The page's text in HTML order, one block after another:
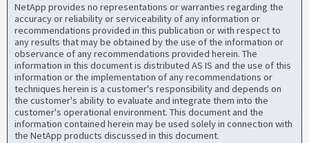
NetApp provides no representations or warranties regarding the
accuracy or reliability or serviceability of any information or
recommendations provided in this publication or with respect to
any results that may be obtained by the use of the information or
observance of any recommendations provided herein. The
information in this document is distributed AS IS and the use of this
information or the implementation of any recommendations or
techniques herein is a customer's responsibility and depends on
the customer's ability to evaluate and integrate them into the
customer's operational environment. This document and the
information contained herein may be used solely in connection with
the NetApp products discussed in this document.